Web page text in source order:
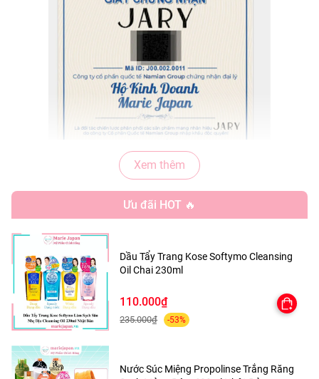
🌟 CÔNG DỤNG NỔI BẬT
Làm sạch da nhẹ nhàng: Loại bỏ bụi bẩn, bã nhờn và tế
bào chết, giúp da thông thoáng, mịn màng.
Tạo bọt siêu mịn: Giúp tiết kiệm sữa tắm, tăng hiệu quả
làm sạch và dưỡng ẩm cho da.
Massage thư giãn: Giúp kích thích tuần hoàn máu, mang
lại cảm giác thư thái sau ngày dài làm việc.
Xem thêm
Ưu đãi HOT 🔥
Dầu Tẩy Trang Kose Softymo Cleansing
Oil Chai 230ml
110.000₫
235.000₫ -53%
Nước Súc Miệng Propolinse Trắng Răng